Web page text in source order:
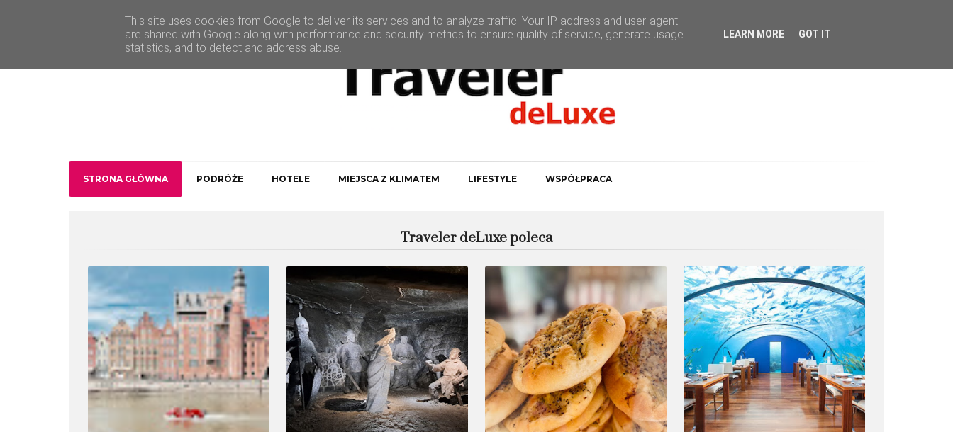
O Traveler deLuxe
STRONA GŁÓWNA PODRÓŻE HOTELE MIEJSCA Z KLIMATEM LIFESTYLE WSPÓŁPRACA
Traveler deLuxe poleca
This site uses cookies from Google to deliver its services and to analyze traffic. Your IP address and user-agent
are shared with Google along with performance and security metrics to ensure quality of service, generate usage
statistics, and to detect and address abuse.
LEARN MORE GOT IT